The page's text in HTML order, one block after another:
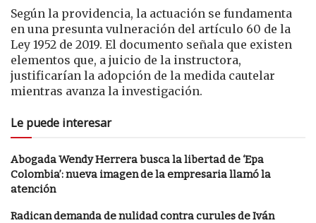
Según la providencia, la actuación se fundamenta
en una presunta vulneración del artículo 60 de la
Ley 1952 de 2019. El documento señala que existen
elementos que, a juicio de la instructora,
justificarían la adopción de la medida cautelar
mientras avanza la investigación.
Le puede interesar
Abogada Wendy Herrera busca la libertad de ‘Epa
Colombia’: nueva imagen de la empresaria llamó la
atención
Radican demanda de nulidad contra curules de Iván